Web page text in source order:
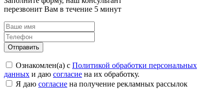
перезвонит Вам в течение 5 минут
Отправить
Ознакомлен(а) с Политикой обработки персональных
данных и даю согласие на их обработку.
Я даю согласие на получение рекламных рассылок